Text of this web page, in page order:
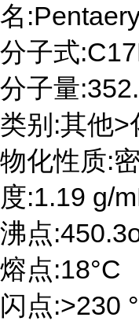
名
分子式
分子量
类别:其他>
物化性质:
度:1.19 g/
沸点
熔点:18°C
闪点:>230